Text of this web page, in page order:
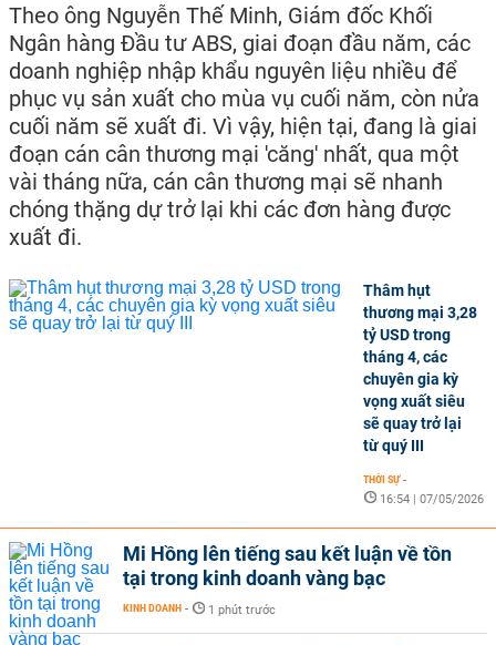
Theo ông Nguyễn Thế Minh, Giám đốc Khối
Ngân hàng Đầu tư ABS, giai đoạn đầu năm, các
doanh nghiệp nhập khẩu nguyên liệu nhiều để
phục vụ sản xuất cho mùa vụ cuối năm, còn nửa
cuối năm sẽ xuất đi. Vì vậy, hiện tại, đang là giai
đoạn cán cân thương mại 'căng' nhất, qua một
vài tháng nữa, cán cân thương mại sẽ nhanh
chóng thặng dự trở lại khi các đơn hàng được
xuất đi.
Thâm hụt
thương mại 3,28
tỷ USD trong
tháng 4, các
chuyên gia kỳ
vọng xuất siêu
sẽ quay trở lại
từ quý III
THỜI SỰ -
16:54 | 07/05/2026
Mi Hồng lên tiếng sau kết luận về tồn
tại trong kinh doanh vàng bạc
KINH DOANH - 1 phút trước